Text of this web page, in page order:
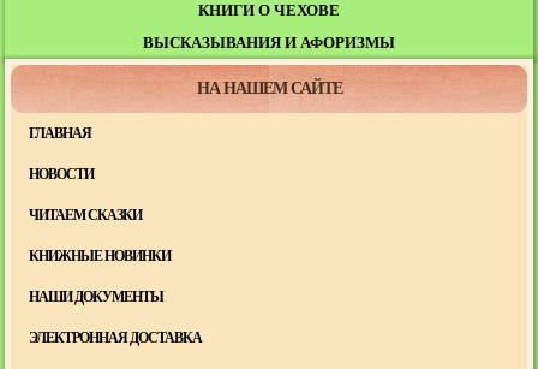
КНИГИ О ЧЕХОВЕ
ВЫСКАЗЫВАНИЯ И АФОРИЗМЫ
НА НАШЕМ САЙТЕ
ГЛАВНАЯ
НОВОСТИ
ЧИТАЕМ СКАЗКИ
КНИЖНЫЕ НОВИНКИ
НАШИ ДОКУМЕНТЫ
ЭЛЕКТРОННАЯ ДОСТАВКА